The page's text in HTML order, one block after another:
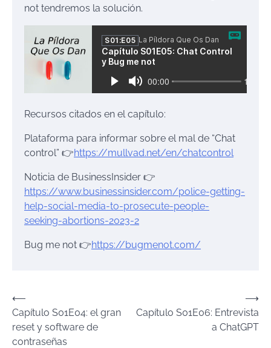
not tendremos la solución.
Recursos citados en el capítulo:
Plataforma para informar sobre el mal de “Chat
control” 👉https://mullvad.net/en/chatcontrol
Noticia de BusinessInsider 👉
https://www.businessinsider.com/police-getting-
help-social-media-to-prosecute-people-
seeking-abortions-2023-2
Bug me not 👉https://bugmenot.com/
Post
navigation
⟵
Capítulo S01E04: el gran
reset y software de
contraseñas
Capítulo S01E06: Entrevista
a ChatGPT
⟶